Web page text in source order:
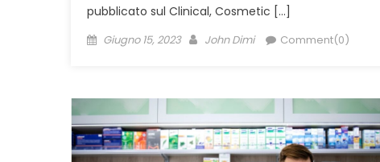
pubblicato sul Clinical, Cosmetic […]
Posted
Giugno 15, 2023 Author
John Dimi Comment(0)